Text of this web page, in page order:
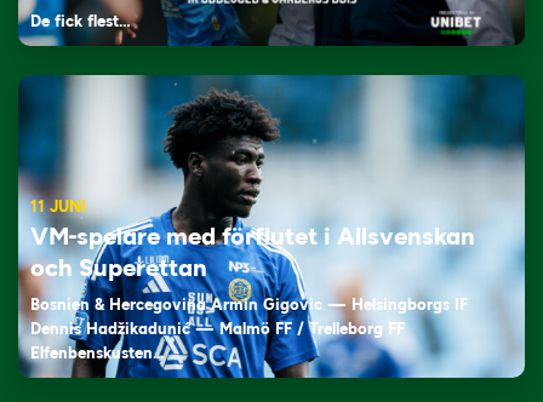
De fick flest…
11 JUNI
VM-spelare med förflutet i Allsvenskan
och Superettan
Bosnien & Hercegovina Armin Gigovic — Helsingborgs IF
Dennis Hadžikadunić — Malmö FF / Trelleborg FF
Elfenbenskusten…